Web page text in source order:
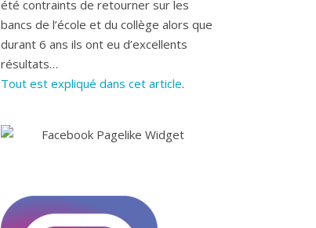
été contraints de retourner sur les
bancs de l’école et du collège alors que
durant 6 ans ils ont eu d’excellents
résultats…
Tout est expliqué dans cet article.